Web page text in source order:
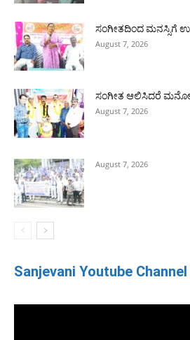
ಸಂಗೀತದಿಂದ ಮನಸ್ಸಿಗೆ
August 7, 2026
ಸಂಗೀತ ಆಲಿಸಿದರೆ
August 7, 2026
August 7, 2026
Sanjevani Youtube Channel